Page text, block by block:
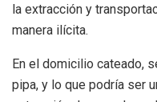
la extracción y
manera ilícita.
En el domicilio cateado,
pipa, y lo que podría ser